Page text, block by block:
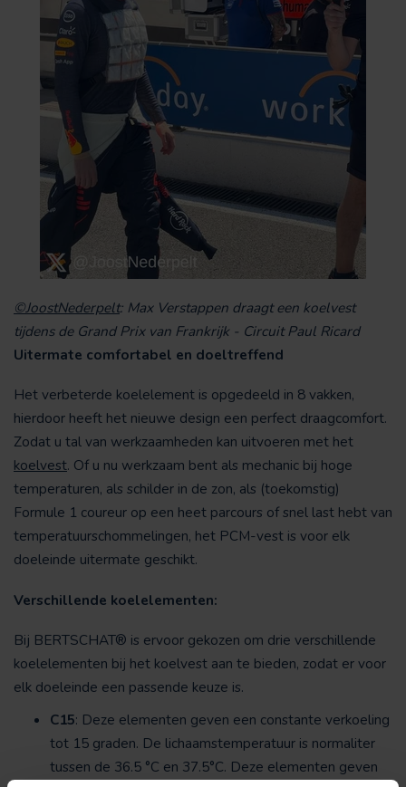
©JoostNederpelt: Max Verstappen draagt een koelvest
tijdens de Grand Prix van Frankrijk - Circuit Paul Ricard
Uitermate comfortabel en doeltreffend
Het verbeterde koelelement is opgedeeld in 8 vakken,
hierdoor heeft het nieuwe design een perfect draagcomfort.
Zodat u tal van werkzaamheden kan uitvoeren met het
koelvest. Of u nu werkzaam bent als mechanic bij hoge
temperaturen, als schilder in de zon, als (toekomstig)
Formule 1 coureur op een heet parcours of snel last hebt van
temperatuurschommelingen, het PCM-vest is voor elk
doeleinde uitermate geschikt.
Verschillende koelelementen:
Bij BERTSCHAT® is ervoor gekozen om drie verschillende
koelelementen bij het koelvest aan te bieden, zodat er voor
elk doeleinde een passende keuze is.
C15: Deze elementen geven een constante verkoeling
tot 15 graden. De lichaamstemperatuur is normaliter
tussen de 36.5 °C en 37.5°C. Deze elementen geven